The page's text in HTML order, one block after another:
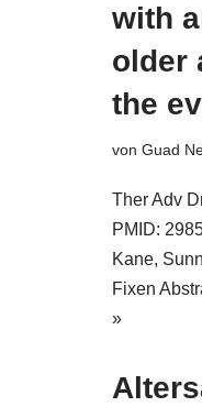
with
older
the
von Guad
Ther Adv
PMID:
Kane,
Fixen
»